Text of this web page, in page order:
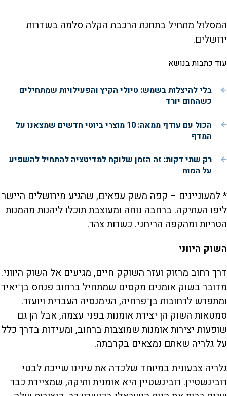
המסלול מתחיל בתחנת הרכבת הקלה סלמה בשדרות
ירושלים.
עוד כתבות בנושא
בלי להיצלות בשמש: טיולי הקיץ והפעילויות שמתחילים
כשהחום יורד
הכול עם עודף ממאה: 10 מוצרי ביוטי חדשים שמצאנו על
המדף
רק שתי דקות: זה הזמן שלוקח למדיטציה להתחיל להשפיע
על המוח
* למעוניינים – קפה משק עפאים, שהגיע מירושלים היישר
ליפו העתיקה. ברחבה נוחה ומעוצבת תוכלו ליהנות מהמנות
הטריות ומהקפה הריחני. כשרות צהר.
השוק היווני
דרך רחוב מרזוק ועזר השוקק חיים, מגיעים אל השוק היווני.
מדובר בשוק אומנים מקסים שמתחיל ברחוב פנחס בן־יאיר
ומתפרש לרחובות בן־פרחיה, הגימנסיה העברית ויועזר.
סמטאות השוק הן יצירת אומנות בפני עצמה, אבל הן גם
שופעות יצירות אומנות שמוצבות ברחוב, ומעידות בדרך כלל
על גלריה שאתם נמצאים בקרבתה.
גלריה צבעונית במיוחד שלכדה את עינינו שייכת לבטי
רובינשטיין. רובינשטיין היא אומנית ותיקה, שמציירת כבר